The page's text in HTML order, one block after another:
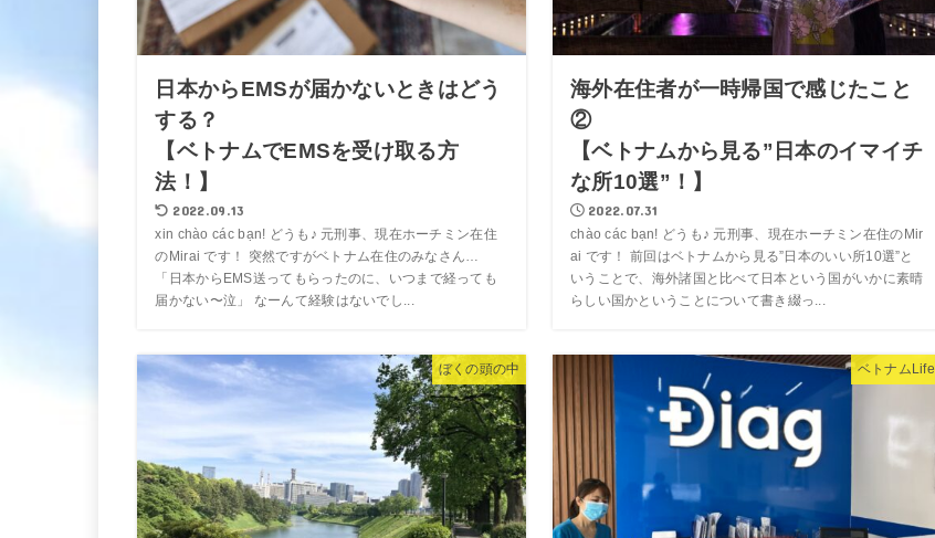
日本からEMSが届かないときはどう
する？
【ベトナムでEMSを受け取る方
法！】
2022.09.13
xin chào các bạn! どうも♪ 元刑事、現在ホーチミン在住
のMirai です！ 突然ですがベトナム在住のみなさん…
「日本からEMS送ってもらったのに、いつまで経っても
届かない〜泣」 なーんて経験はないでし...
海外在住者が一時帰国で感じたこと
②
【ベトナムから見る”日本のイマイチ
な所10選”！】
2022.07.31
chào các bạn! どうも♪ 元刑事、現在ホーチミン在住のMir
ai です！ 前回はベトナムから見る”日本のいい所10選”と
いうことで、海外諸国と比べて日本という国がいかに素晴
らしい国かということについて書き綴っ...
ぼくの頭の中 ベトナムLife